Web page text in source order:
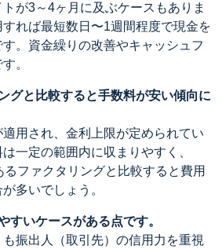
が3～4ヶ月に及ぶケースもありま
れば最短数日〜1週間程度で現金を
。資金繰りの改善やキャッシュフ
。
グと比較すると手数料が安い傾向に
用され、金利上限が定められてい
一定の範囲内に収まりやすく、
ファクタリングと比較すると費用
多いでしょう。
すいケースがある点です。
振出人（取引先）の信用力を重視